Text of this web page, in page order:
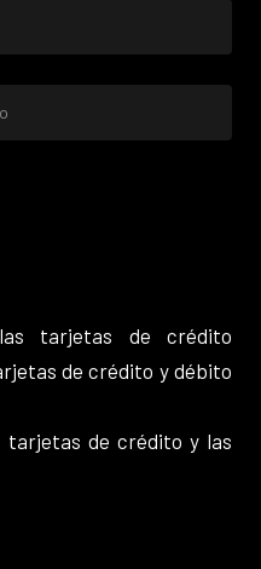
tarjetas de crédito
de crédito y débito
tarjetas de crédito y las